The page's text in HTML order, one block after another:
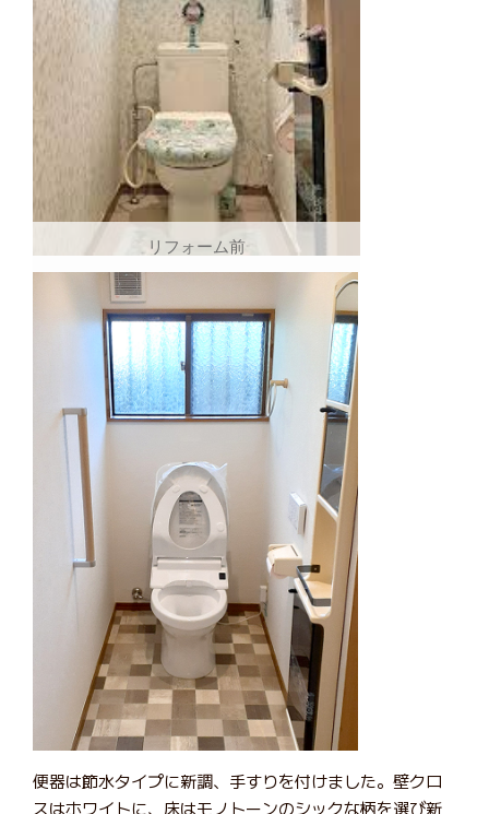
リフォーム前
便器は節水タイプに新調、手すりを付けました。壁クロ
スはホワイトに、床はモノトーンのシックな柄を選び新